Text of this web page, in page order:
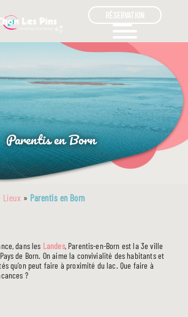
RÉSERVATION
Parentis en Born
Lieux » Parentis en Born
dans les Landes, Parentis-en-Born est la 3e ville
de Born. On aime la convivialité des habitants et
qu’on peut faire à proximité du lac. Que faire à
?